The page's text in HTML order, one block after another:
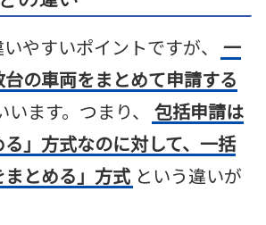
やすいポイントですが、
一
の車両をまとめて申請する
います。つまり、
包括申請は
る」方式なのに対して、一括
とめる」方式 という違いが